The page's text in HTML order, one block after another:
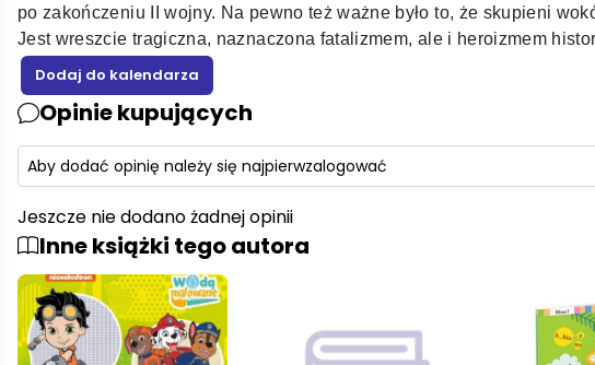
po zakończeniu II wojny. Na pewno też ważne było to, że skupieni
Jest wreszcie tragiczna, naznaczona fatalizmem, ale i heroizmem
Opinie kupujących
Aby dodać opinię należy się najpierwzalogować
Jeszcze nie dodano żadnej opinii
Inne książki tego autora